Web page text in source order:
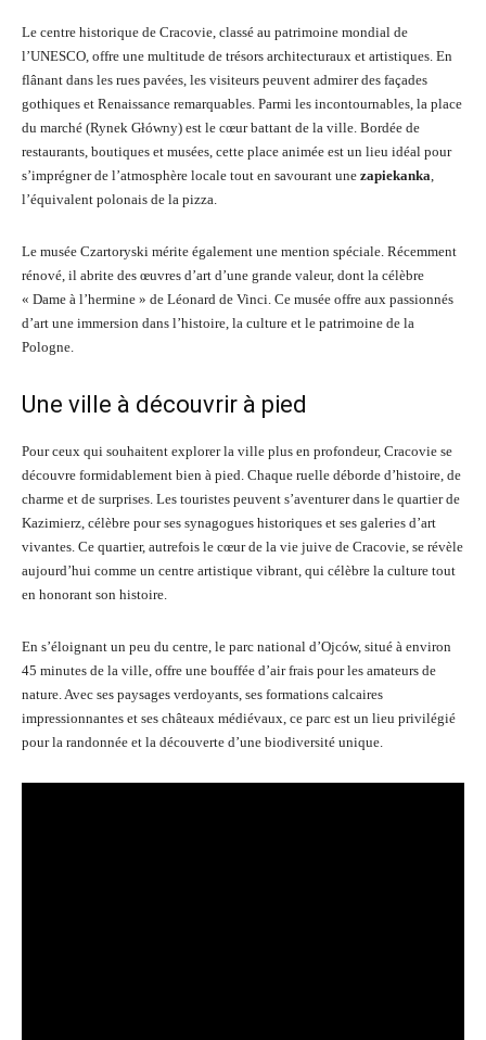
Le centre historique de Cracovie, classé au patrimoine mondial de
l’UNESCO, offre une multitude de trésors architecturaux et artistiques. En
flânant dans les rues pavées, les visiteurs peuvent admirer des façades
gothiques et Renaissance remarquables. Parmi les incontournables, la place
du marché (Rynek Główny) est le cœur battant de la ville. Bordée de
restaurants, boutiques et musées, cette place animée est un lieu idéal pour
s’imprégner de l’atmosphère locale tout en savourant une zapiekanka,
l’équivalent polonais de la pizza.
Le musée Czartoryski mérite également une mention spéciale. Récemment
rénové, il abrite des œuvres d’art d’une grande valeur, dont la célèbre
« Dame à l’hermine » de Léonard de Vinci. Ce musée offre aux passionnés
d’art une immersion dans l’histoire, la culture et le patrimoine de la
Pologne.
Une ville à découvrir à pied
Pour ceux qui souhaitent explorer la ville plus en profondeur, Cracovie se
découvre formidablement bien à pied. Chaque ruelle déborde d’histoire, de
charme et de surprises. Les touristes peuvent s’aventurer dans le quartier de
Kazimierz, célèbre pour ses synagogues historiques et ses galeries d’art
vivantes. Ce quartier, autrefois le cœur de la vie juive de Cracovie, se révèle
aujourd’hui comme un centre artistique vibrant, qui célèbre la culture tout
en honorant son histoire.
En s’éloignant un peu du centre, le parc national d’Ojców, situé à environ
45 minutes de la ville, offre une bouffée d’air frais pour les amateurs de
nature. Avec ses paysages verdoyants, ses formations calcaires
impressionnantes et ses châteaux médiévaux, ce parc est un lieu privilégié
pour la randonnée et la découverte d’une biodiversité unique.